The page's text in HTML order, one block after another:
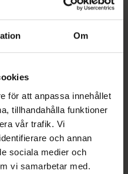
Om
för att anpassa innehållet
tillhandahålla funktioner
vår trafik. Vi
och annan
sociala medier och
vi samarbetar med.
Dölj
innan